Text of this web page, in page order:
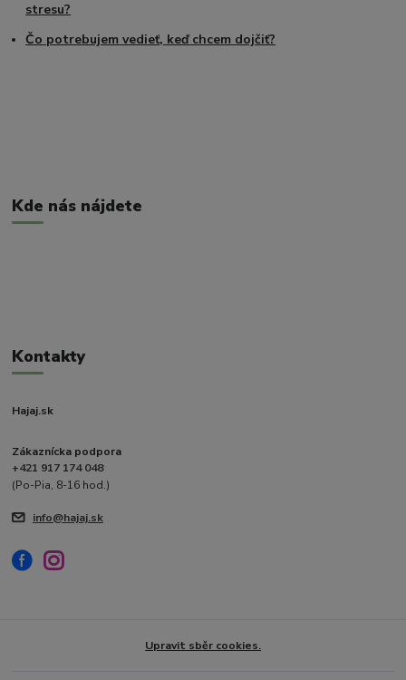
stresu?
Čo potrebujem vedieť, keď chcem dojčiť?
Kde nás nájdete
Kontakty
Hajaj.sk
Zákaznícka podpora
+421 917 174 048
(Po-Pia, 8-16 hod.)
info@hajaj.sk
Upravit sběr cookies.